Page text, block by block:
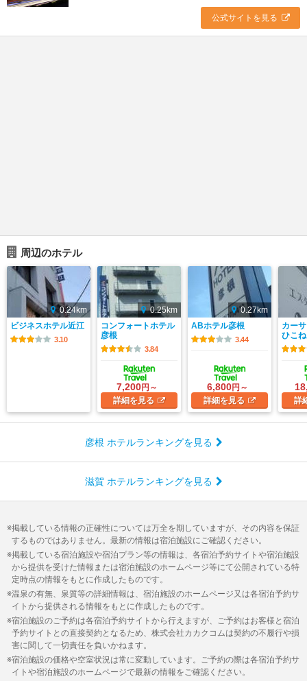
公式サイトを見る
周辺のホテル
0.24km
ビジネスホテル近江
3.10
0.25km
コンフォートホテル
彦根
3.84
7,200円～
詳細を見る
0.27km
ABホテル彦根
3.44
6,800円～
詳細を見る
カー
ひこね
詳
彦根 ホテルランキングを見る
滋賀 ホテルランキングを見る
掲載している情報の正確性については万全を期していますが、その内容を保証
するものではありません。最新の情報は宿泊施設にご確認ください。
掲載している宿泊施設や宿泊プラン等の情報は、各宿泊予約サイトや宿泊施設
から提供を受けた情報または宿泊施設のホームページ等にて公開されている特
定時点の情報をもとに作成したものです。
温泉の有無、泉質等の詳細情報は、宿泊施設のホームページ又は各宿泊予約サ
イトから提供される情報をもとに作成したものです。
宿泊施設のご予約は各宿泊予約サイトから行えますが、ご予約はお客様と宿泊
予約サイトとの直接契約となるため、株式会社カカクコムは契約の不履行や損
害に関して一切責任を負いかねます。
宿泊施設の価格や空室状況は常に変動しています。ご予約の際は各宿泊予約サ
イトや宿泊施設のホームページで最新の情報をご確認ください。